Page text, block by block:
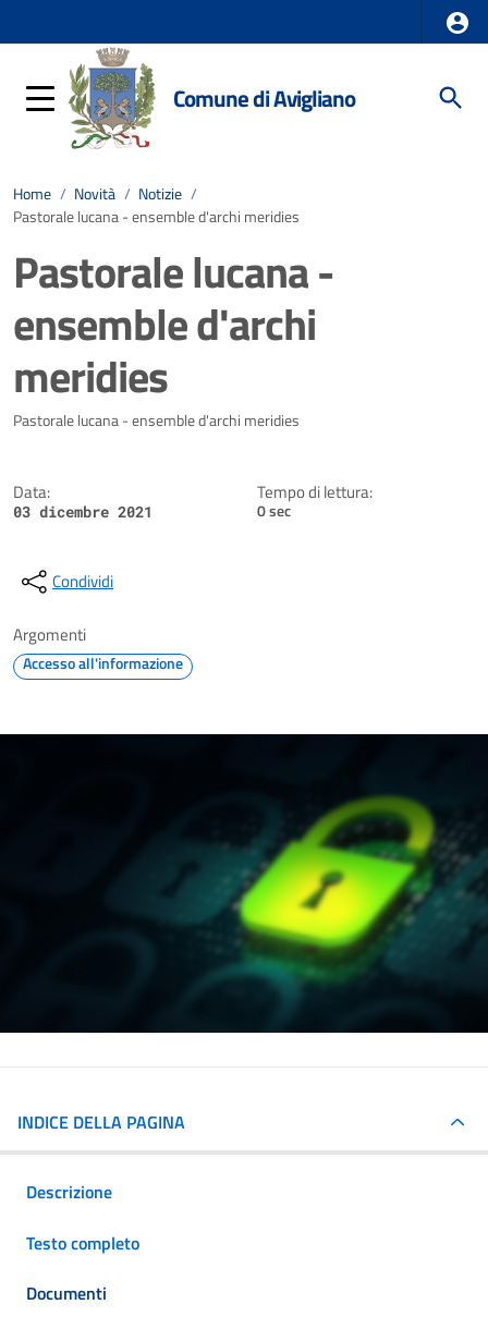
Comune di Avigliano
Home / Novità / Notizie /
Pastorale lucana - ensemble d'archi meridies
Pastorale lucana -
ensemble d'archi
meridies
Dettagli della notizia
Pastorale lucana - ensemble d'archi meridies
Data:
03 dicembre 2021
Tempo di lettura:
0 sec
Condividi
Argomenti
Accesso all'informazione
INDICE DELLA PAGINA
Descrizione
Testo completo
Documenti